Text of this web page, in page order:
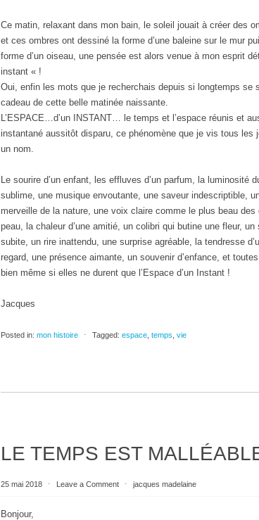
Ce matin, relaxant dans mon bain, le soleil jouait à créer des
et ces ombres ont dessiné la forme d’une baleine sur le mur
forme d’un oiseau, une pensée est alors venue à mon esprit
instant « !
Oui, enfin les mots que je recherchais depuis si longtemps se
cadeau de cette belle matinée naissante.
L’ESPACE…d’un INSTANT… le temps et l’espace réunis et
instantané aussitôt disparu, ce phénomène que je vis tous les
un nom.
Le sourire d’un enfant, les effluves d’un parfum, la luminosité
sublime, une musique envoutante, une saveur indescriptible,
merveille de la nature, une voix claire comme le plus beau des
peau, la chaleur d’une amitié, un colibri qui butine une fleur, un
subite, un rire inattendu, une surprise agréable, la tendresse
regard, une présence aimante, un souvenir d’enfance, et
bien même si elles ne durent que l’Espace d’un Instant !
Jacques
Posted in: mon histoire ⋅ Tagged: espace temps vie
LE TEMPS EST
25 mai 2018 ⋅ Leave a Comment ⋅ jacques madelaine
Bonjour,